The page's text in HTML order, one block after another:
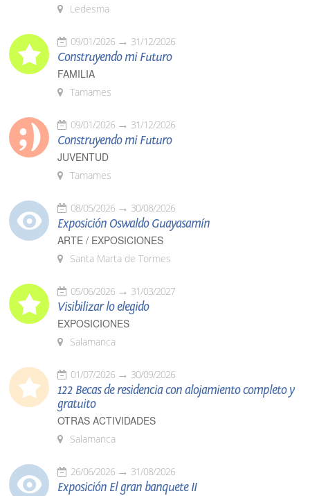
Ledesma
09/01/2026 31/12/2026
Construyendo mi Futuro
FAMILIA
Tamames
09/01/2026 31/12/2026
Construyendo mi Futuro
JUVENTUD
Tamames
08/05/2026 30/08/2026
Exposición Oswaldo Guayasamín
ARTE / EXPOSICIONES
Santa Marta de Tormes
05/06/2026 31/03/2027
Visibilizar lo elegido
EXPOSICIONES
Salamanca
01/07/2026 30/09/2026
122 Becas de residencia con alojamiento completo y
gratuito
OTRAS ACTIVIDADES
Salamanca
26/06/2026 31/08/2026
Exposición El gran banquete II